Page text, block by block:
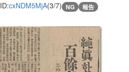
ID:cxNDM5MjA(3/7) NG 報告